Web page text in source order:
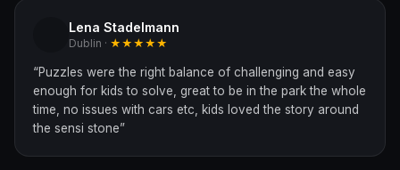
Lena Stadelmann
Dublin · ★★★★★
“Puzzles were the right balance of challenging and easy
enough for kids to solve, great to be in the park the whole
time, no issues with cars etc, kids loved the story around
the sensi stone”